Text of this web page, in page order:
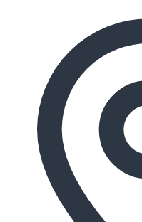
Baden-Württemberg